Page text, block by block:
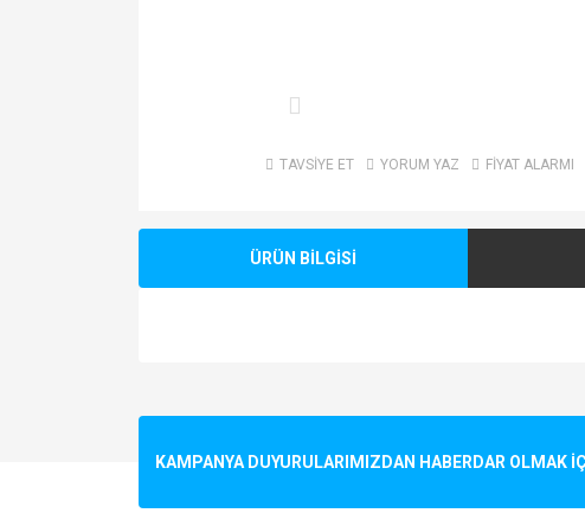
TAVSİYE ET YORUM YAZ FİYAT ALARMI
ÜRÜN BİLGİSİ
Ürün resmi kalitesiz, bozuk veya görüntülenemiyor.
KAMPANYA DUYURULARIMIZDAN HABERDAR OLMAK